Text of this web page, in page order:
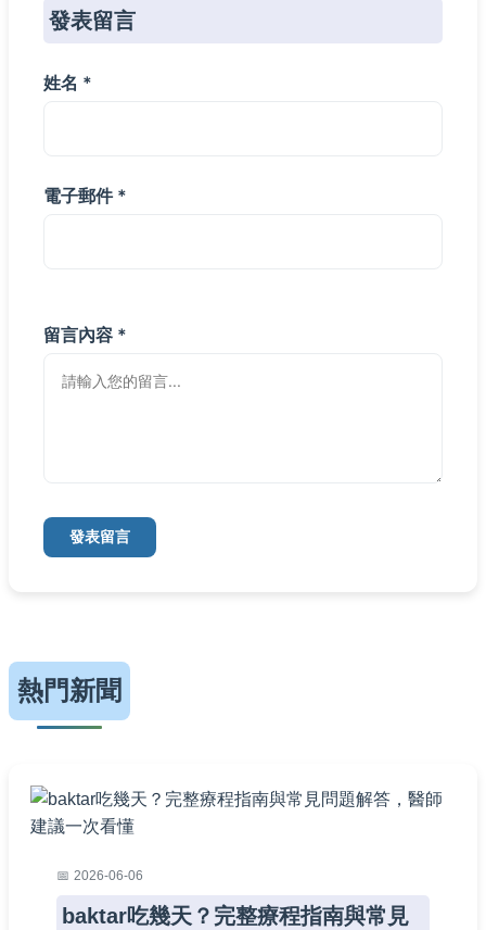
發表留言
姓名 *
電子郵件 *
留言內容 *
發表留言
熱門新聞
2026-06-06
baktar吃幾天？完整療程指南與常見